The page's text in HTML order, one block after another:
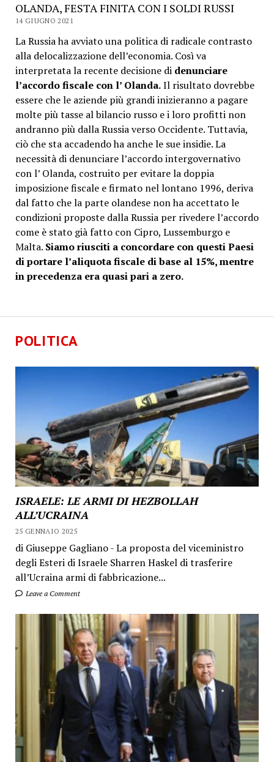
POLITICA
ISRAELE: LE ARMI DI HEZBOLLAH
ALL’UCRAINA
25 GENNAIO 2025
di Giuseppe Gagliano - La proposta del viceministro
degli Esteri di Israele Sharren Haskel di trasferire
all’Ucraina armi di fabbricazione...
Leave a Comment
OLANDA, FESTA FINITA CON I SOLDI RUSSI
14 GIUGNO 2021
La Russia ha avviato una politica di radicale contrasto
alla delocalizzazione dell’economia. Così va
interpretata la recente decisione di denunciare
l’accordo fiscale con l’ Olanda.Il risultato dovrebbe
essere che le aziende più grandi inizieranno a pagare
molte più tasse al bilancio russo e i loro profitti non
andranno più dalla Russia verso Occidente. Tuttavia,
ciò che sta accadendo ha anche le sue insidie. La
necessità di denunciare l’accordo intergovernativo
con l’ Olanda, costruito per evitare la doppia
imposizione fiscale e firmato nel lontano 1996, deriva
dal fatto che la parte olandese non ha accettato le
condizioni proposte dalla Russia per rivedere l’accordo
come è stato già fatto con Cipro, Lussemburgo e
Malta. Siamo riusciti a concordare con questi Paesi
di portare l’aliquota fiscale di base al 15%, mentre
in precedenza era quasi pari a zero.